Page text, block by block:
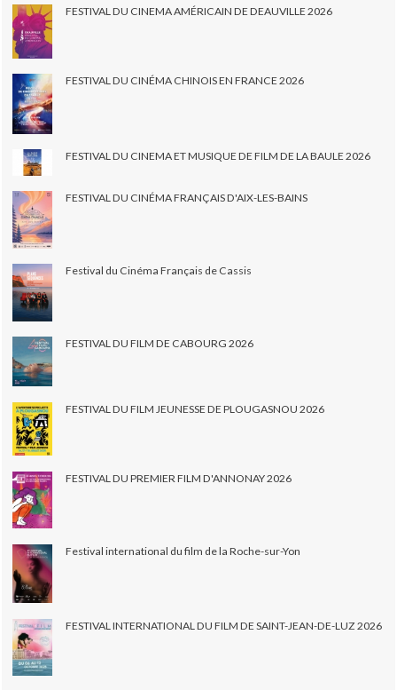
FESTIVAL DU CINEMA AMÉRICAIN DE DEAUVILLE 2026
FESTIVAL DU CINÉMA CHINOIS EN FRANCE 2026
FESTIVAL DU CINEMA ET MUSIQUE DE FILM DE LA BAULE 2026
FESTIVAL DU CINÉMA FRANÇAIS D'AIX-LES-BAINS
Festival du Cinéma Français de Cassis
FESTIVAL DU FILM DE CABOURG 2026
FESTIVAL DU FILM JEUNESSE DE PLOUGASNOU 2026
FESTIVAL DU PREMIER FILM D'ANNONAY 2026
Festival international du film de la Roche-sur-Yon
FESTIVAL INTERNATIONAL DU FILM DE SAINT-JEAN-DE-LUZ 2026